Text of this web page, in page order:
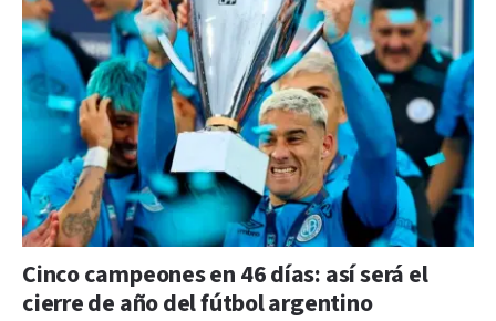
Cinco campeones en 46 días: así será el
cierre de año del fútbol argentino